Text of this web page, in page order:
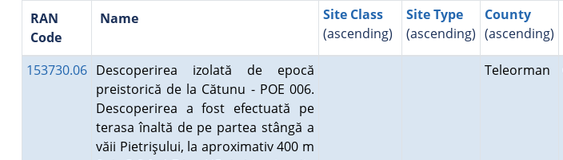
RAN
Code
Name
Site Class
(ascending)
Site Type
(ascending)
County
(ascending)
153730.06 Descoperirea izolată de epocă
preistorică de la Cătunu - POE 006.
Descoperirea a fost efectuată pe
terasa înaltă de pe partea stângă a
văii Pietrişului, la aproximativ 400 m
Teleorman